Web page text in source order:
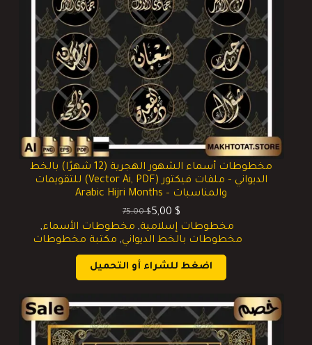
مخطوطات أسماء الشهور الهجرية (12 شهرًا) بالخط
الديواني – ملفات فيكتور (Vector Ai, PDF) للتقويمات
والمناسبات – Arabic Hijri Months
75,00$
الأصلي
هو:
75,00 $.
5,00 $
الحالي
هو:
5,00 $.
مخطوطات إسلامية, مخطوطات الأسماء,
مخطوطات بالخط الديواني, مكتبة مخطوطات
اضغط للشراء أو التحميل